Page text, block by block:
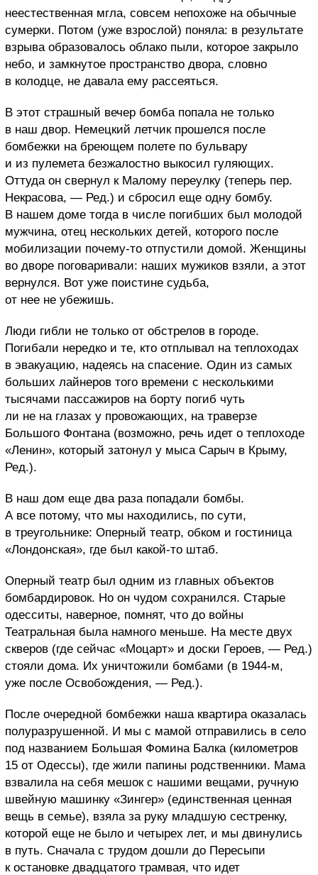
неестественная мгла, совсем непохоже на обычные
сумерки. Потом (уже взрослой) поняла: в результате
взрыва образовалось облако пыли, которое закрыло
небо, и замкнутое пространство двора, словно
в колодце, не давала ему рассеяться.
В этот страшный вечер бомба попала не только
в наш двор. Немецкий летчик прошелся после
бомбежки на бреющем полете по бульвару
и из пулемета безжалостно выкосил гуляющих.
Оттуда он свернул к Малому переулку (теперь пер.
Некрасова, — Ред.) и сбросил еще одну бомбу.
В нашем доме тогда в числе погибших был молодой
мужчина, отец нескольких детей, которого после
мобилизации почему-то отпустили домой. Женщины
во дворе поговаривали: наших мужиков взяли, а этот
вернулся. Вот уже поистине судьба,
от нее не убежишь.
Люди гибли не только от обстрелов в городе.
Погибали нередко и те, кто отплывал на теплоходах
в эвакуацию, надеясь на спасение. Один из самых
больших лайнеров того времени с несколькими
тысячами пассажиров на борту погиб чуть
ли не на глазах у провожающих, на траверзе
Большого Фонтана (возможно, речь идет о теплоходе
«Ленин», который затонул у мыса Сарыч в Крыму,
Ред.).
В наш дом еще два раза попадали бомбы.
А все потому, что мы находились, по сути,
в треугольнике: Оперный театр, обком и гостиница
«Лондонская», где был какой-то штаб.
Оперный театр был одним из главных объектов
бомбардировок. Но он чудом сохранился. Старые
одесситы, наверное, помнят, что до войны
Театральная была намного меньше. На месте двух
скверов (где сейчас «Моцарт» и доски Героев, — Ред.)
стояли дома. Их уничтожили бомбами (в 1944-м,
уже после Освобождения, — Ред.).
После очередной бомбежки наша квартира оказалась
полуразрушенной. И мы с мамой отправились в село
под названием Большая Фомина Балка (километров
15 от Одессы), где жили папины родственники. Мама
взвалила на себя мешок с нашими вещами, ручную
швейную машинку «Зингер» (единственная ценная
вещь в семье), взяла за руку младшую сестренку,
которой еще не было и четырех лет, и мы двинулись
в путь. Сначала с трудом дошли до Пересыпи
к остановке двадцатого трамвая, что идет